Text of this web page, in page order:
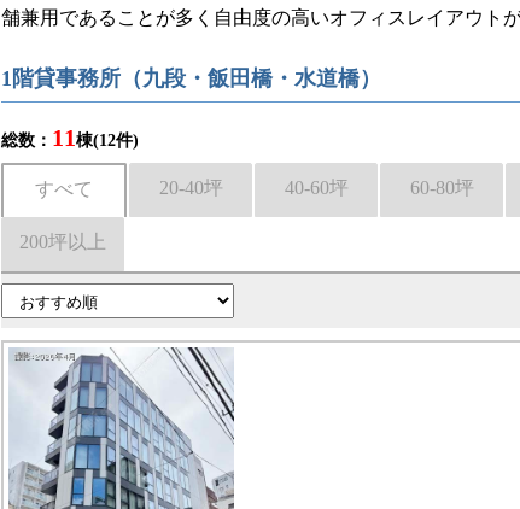
舗兼用であることが多く自由度の高いオフィスレイアウト
1階貸事務所（九段・飯田橋・水道橋）
総数： 11 棟(12件)
すべて 20-40坪 40-60坪 60-80坪
200坪以上